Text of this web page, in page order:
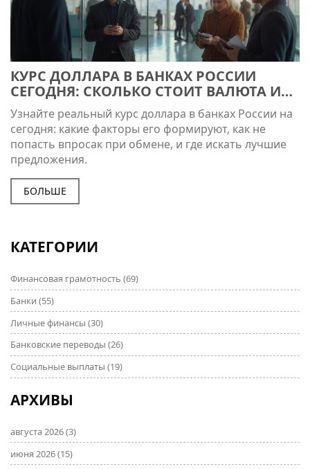
КУРС ДОЛЛАРА В БАНКАХ РОССИИ
СЕГОДНЯ: СКОЛЬКО СТОИТ ВАЛЮТА И
КАК ВЫГОДНО ОБМЕНЯТЬ
Узнайте реальный курс доллара в банках России на
сегодня: какие факторы его формируют, как не
попасть впросак при обмене, и где искать лучшие
предложения.
БОЛЬШЕ
КАТЕГОРИИ
Финансовая грамотность (69)
Банки (55)
Личные финансы (30)
Банковские переводы (26)
Социальные выплаты (19)
АРХИВЫ
августа 2026(3)
июня 2026(15)